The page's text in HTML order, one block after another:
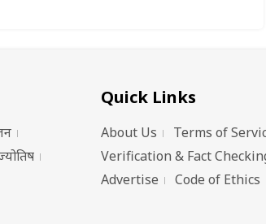
Quick Links
About Us Terms of
Verification & Fact
Advertise
Code of Ethics